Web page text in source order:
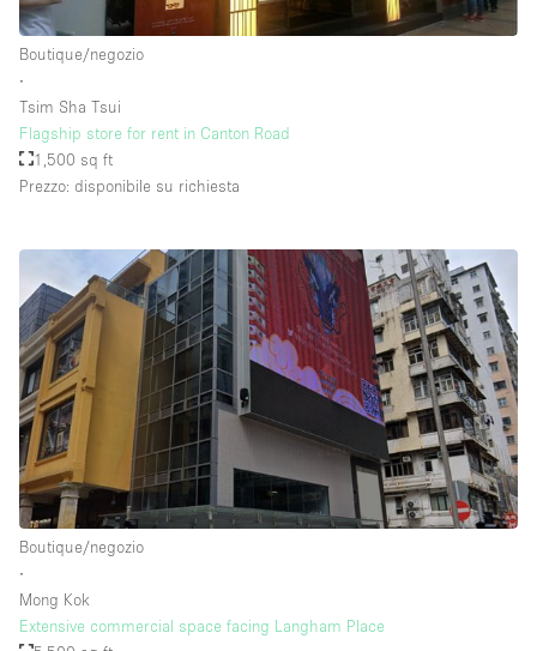
Boutique/negozio
∙
Tsim Sha Tsui
Flagship store for rent in Canton Road
1,500 sq ft
Prezzo: disponibile su richiesta
Boutique/negozio
∙
Mong Kok
Extensive commercial space facing Langham Place